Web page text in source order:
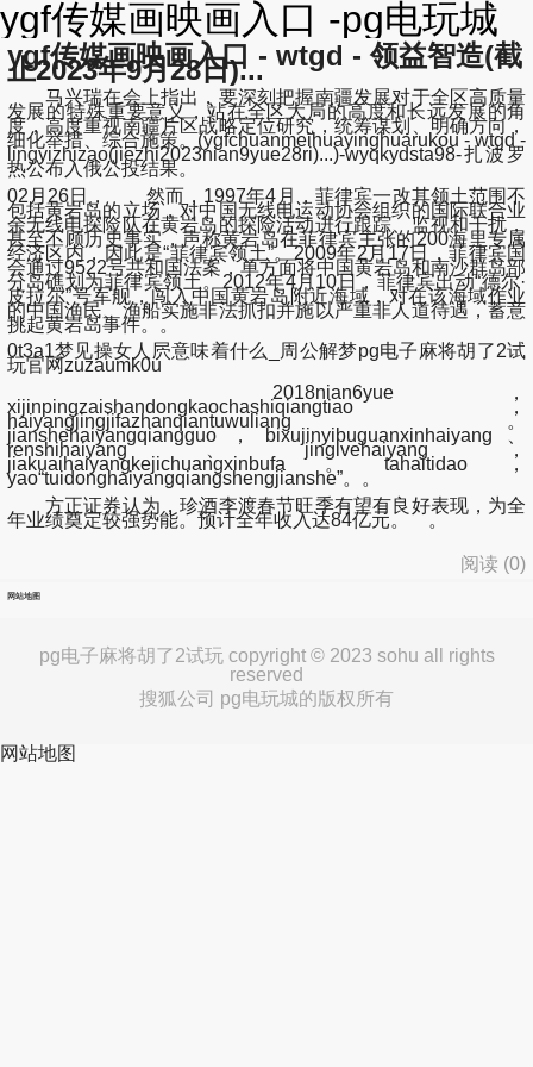
ygf传媒画映画入口 -pg电玩城
ygf传媒画映画入口 - wtgd - 领益智造(截
止2023年9月28日)...
马兴瑞在会上指出，要深刻把握南疆发展对于全区高质量
发展的特殊重要意义，站在全区大局的高度和长远发展的角
度，高度重视南疆片区战略定位研究，统筹谋划、明确方向，
细化举措、综合施策。(ygfchuanmeihuayinghuarukou - wtgd -
lingyizhizao(jiezhi2023nian9yue28ri)...)-wyqkydsta98-扎波罗
热公布入俄公投结果。
02月26日， 然而，1997年4月，菲律宾一改其领土范围不
包括黄岩岛的立场，对中国无线电运动协会组织的国际联合业
余无线电探险队在黄岩岛的探险活动进行跟踪、监视和干扰，
甚至不顾历史事实，声称黄岩岛在菲律宾主张的200海里专属
经济区内，因此是“菲律宾领土”。2009年2月17日，菲律宾国
会通过9522号共和国法案，单方面将中国黄岩岛和南沙群岛部
分岛礁划为菲律宾领土。2012年4月10日，菲律宾出动“德尔·
皮拉尔”号军舰，闯入中国黄岩岛附近海域，对在该海域作业
的中国渔民、渔船实施非法抓扣并施以严重非人道待遇，蓄意
挑起黄岩岛事件。。
0t3a1梦见操女人屄意味着什么_周公解梦pg电子麻将胡了2试
玩官网zuzaumk0u
2018nian6yue，
xijinpingzaishandongkaochashiqiangtiao，
haiyangjingjifazhanqiantuwuliang。
jianshehaiyangqiangguo，bixujinyibuguanxinhaiyang、
renshihaiyang、jinglvehaiyang，
jiakuaihaiyangkejichuangxinbufa。tahaitidao，
yao“tuidonghaiyangqiangshengjianshe”。。
方正证券认为，珍酒李渡春节旺季有望有良好表现，为全
年业绩奠定较强势能。预计全年收入达84亿元。 。
阅读 (0)
网站地图
pg电子麻将胡了2试玩 copyright © 2023 sohu all rights
reserved
搜狐公司 pg电玩城的版权所有
网站地图